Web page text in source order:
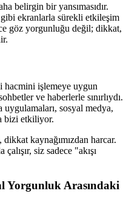
belirgin bir yansımasıdır.
ekranlarla sürekli etkileşim
göz yorgunluğu değil; dikkat,
işlemeye uygun
ve haberlerle sınırlıydı.
sosyal medya,
bizi etkiliyor.
kaynağımızdan harcar.
siz sadece "akışı
Yorgunluk Arasındaki